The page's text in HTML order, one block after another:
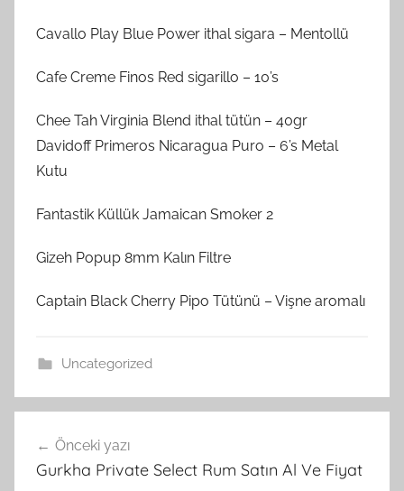
Cavallo Play Blue Power ithal sigara – Mentollü
Cafe Creme Finos Red sigarillo – 10’s
Chee Tah Virginia Blend ithal tütün – 40gr
Davidoff Primeros Nicaragua Puro – 6’s Metal
Kutu
Fantastik Küllük Jamaican Smoker 2
Gizeh Popup 8mm Kalın Filtre
Captain Black Cherry Pipo Tütünü – Vişne aromalı
Uncategorized
gezinmesi
Önceki yazı
Gurkha Private Select Rum Satın Al Ve Fiyat